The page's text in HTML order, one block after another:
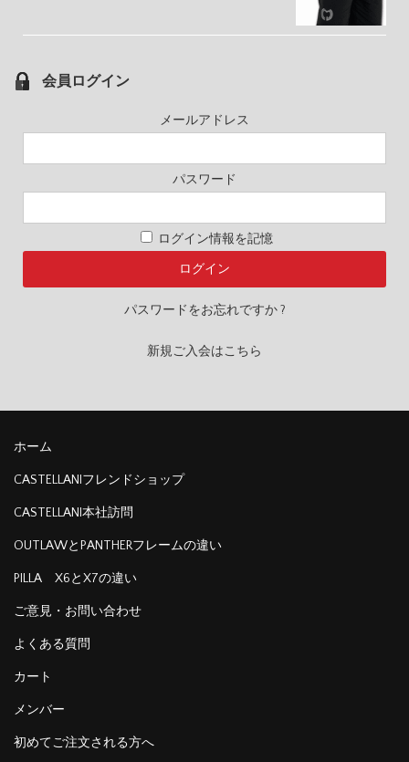
会員ログイン
メールアドレス
パスワード
ログイン情報を記憶
パスワードをお忘れですか ?
新規ご入会はこちら
ホーム
CASTELLANIフレンドショップ
CASTELLANI本社訪問
OUTLAWとPANTHERフレームの違い
PILLA X6とX7の違い
ご意見・お問い合わせ
よくある質問
カート
メンバー
初めてご注文される方へ